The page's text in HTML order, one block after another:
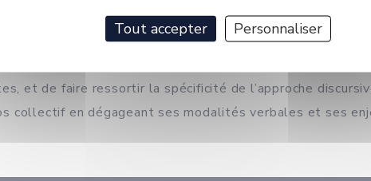
sociale".
dans les sciences du langage (en particulier dans
sciences sociales, d’autre part. On confrontera ces
et de faire ressortir la spécificité de l’approche
collectif en dégageant ses modalités verbales et ses
Tout accepter Personnaliser